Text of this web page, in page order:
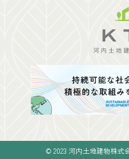
© 2023 河内土地建物株式